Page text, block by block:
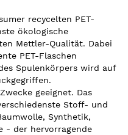
recycelten PET-
ökologische
Mettler-Qualität. Dabei
PET-Flaschen
Spulenkörpers wird auf
geeignet. Das
Stoff- und
Synthetik,
- der hervorragende